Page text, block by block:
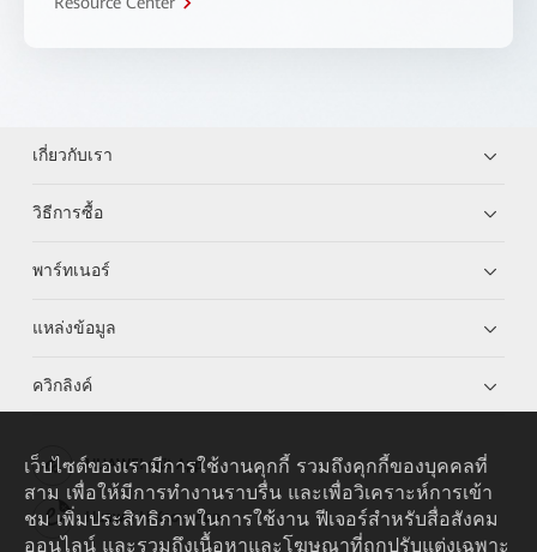
เกี่ยวกับเรา
วิธีการซื้อ
พาร์ทเนอร์
แหล่งข้อมูล
ควิกลิงค์
HUAWEI eKit App
Huawei HiKnow App
เว็บไซต์ของเรามีการใช้งานคุกกี้ รวมถึงคุกกี้ของบุคคลที่
สาม เพื่อให้มีการทำงานราบรื่น และเพื่อวิเคราะห์การเข้า
ชม เพิ่มประสิทธิภาพในการใช้งาน ฟีเจอร์สำหรับสื่อสังคม
ออนไลน์ และรวมถึงเนื้อหาและโฆษณาที่ถูกปรับแต่งเฉพาะ